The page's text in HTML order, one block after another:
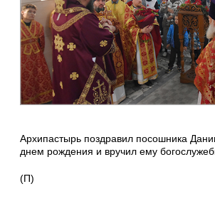
Архипастырь поздравил посошника
днем рождения и вручил ему
(П)